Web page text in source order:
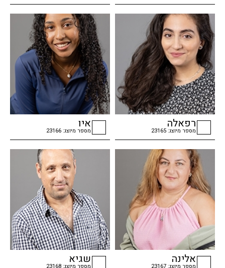
checkbox
checkbox
checkbox
רפאלה
מספר מיוצג: 23165
checkbox
איו
מספר מיוצג: 23166
אלינה
מספר מיוצג: 23167
שגיא
מספר מיוצג: 23168